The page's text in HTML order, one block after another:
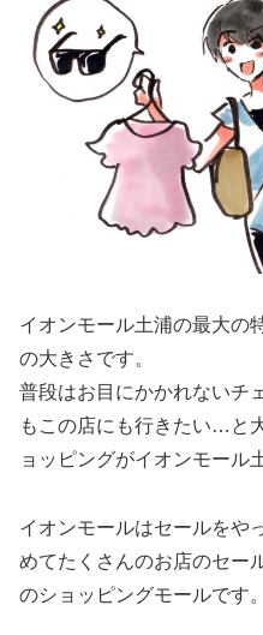
イオンモール土浦の最大の
の大きさです。
普段はお目にかかれないチ
もこの店にも行きたい…と
ョッピングがイオンモール
イオンモールはセールをや
めてたくさんのお店のセー
のショッピングモールです。